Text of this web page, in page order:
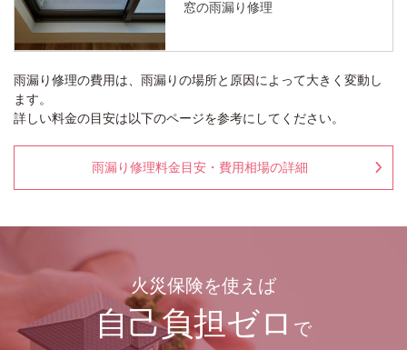
窓の雨漏り修理
雨漏り修理の費用は、雨漏りの場所と原因によって大きく変動し
ます。
詳しい料金の目安は以下のページを参考にしてください。
雨漏り修理料金目安・費用相場の詳細
火災保険を使えば
自己負担ゼロ で